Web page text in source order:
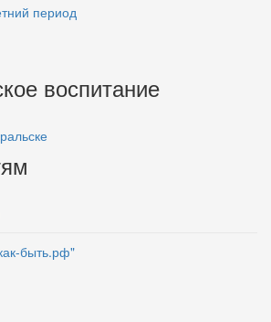
период
воспитание
быть.рф"